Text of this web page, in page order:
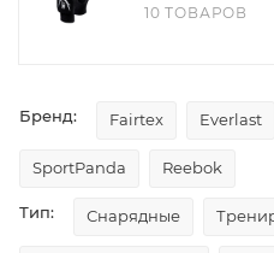
10 ТОВАРОВ
Бренд: Fairtex Everlast
SportPanda Reebok
Тип: Снарядные